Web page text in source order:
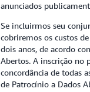
anunciados
Se incluirmos seu
cobriremos os custos
dois anos, de acordo
Abertos. A inscrição no
concordância de todas
de Patrocínio a Dados